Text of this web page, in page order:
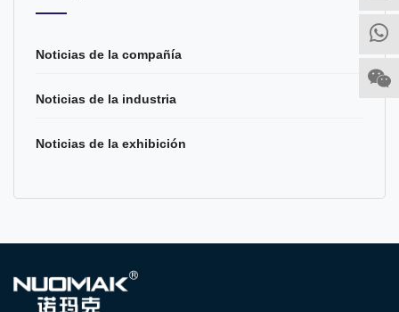
Noticias de la compañía
Noticias de la industria
Noticias de la exhibición